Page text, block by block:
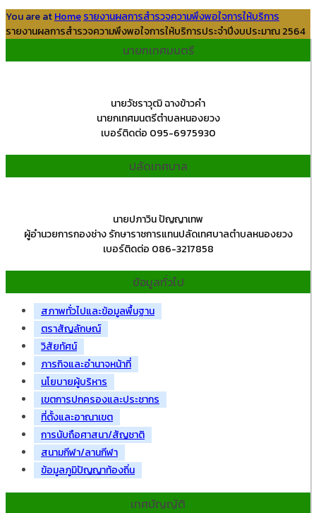
You are atHomeรายงานผลการสำรวจความพึงพอใจการให้บริการ
รายงานผลการสำรวจความพึงพอใจการให้บริการประจำปีงบประมาณ 2564
นายกเทศมนตรี
นายวัชราวุฒิ ฉางข้าวคำ
นายกเทศมนตรีตำบลหนองยวง
เบอร์ติดต่อ 095-6975930
ปลัดเทศบาล
นายปภาวิน ปัญญาเทพ
ผู้อำนวยการกองช่าง รักษาราชการแทนปลัดเทศบาลตำบลหนองยวง
เบอร์ติดต่อ 086-3217858
ข้อมูลทั่วไป
สภาพทั่วไปและข้อมูลพื้นฐาน
ตราสัญลักษณ์
วิสัยทัศน์
ภารกิจและอำนาจหน้าที่
นโยบายผู้บริหาร
เขตการปกครองและประชากร
ที่ตั้งและอาณาเขต
การนับถือศาสนา/สัญชาติ
สนามกีฬา/ลานกีฬา
ข้อมูลภูมิปัญญาท้องถิ่น
เทศบัญญัติ